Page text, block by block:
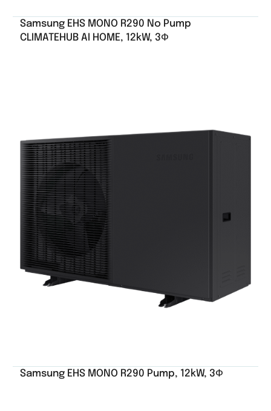
Samsung EHS MONO R290 No Pump
CLIMATEHUB AI HOME, 12kW, 3Ф
Samsung EHS MONO R290 Pump, 12kW, 3Ф